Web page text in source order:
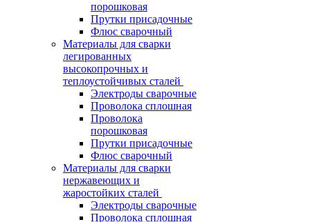
порошковая
Прутки присадочные
Флюс сварочный
Материалы для сварки
легированных
высокопрочных и
теплоустойчивых сталей
Электроды сварочные
Проволока сплошная
Проволока
порошковая
Прутки присадочные
Флюс сварочный
Материалы для сварки
нержавеющих и
жаростойких сталей
Электроды сварочные
Проволока сплошная